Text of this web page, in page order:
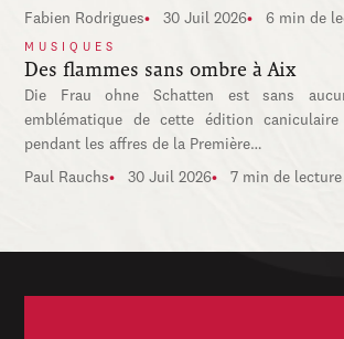
Fabien Rodrigues 30 Juil 2026 6 min de
MUSIQUES
Des flammes sans ombre à Aix
Die Frau ohne Schatten est sans
emblématique de cette édition
pendant les affres de la Première…
Paul Rauchs 30 Juil 2026 7 min de lecture